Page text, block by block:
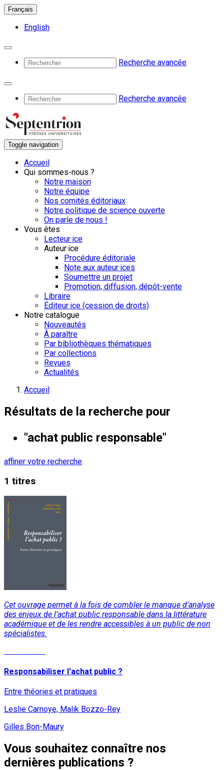
Français
English
Recherche avancée
Recherche avancée
Toggle navigation
Accueil
Qui sommes-nous ?
Notre maison
Notre équipe
Nos comités éditoriaux
Notre politique de science ouverte
On parle de nous !
Vous êtes
Lecteur·ice
Auteur·ice
Procédure éditoriale
Note aux auteur·ices
Soumettre un projet
Promotion, diffusion, dépôt-vente
Libraire
Éditeur·ice (cession de droits)
Notre catalogue
Nouveautés
À paraître
Par bibliothèques thématiques
Par collections
Revues
Actualités
Accueil
Résultats de la recherche pour
"achat public responsable"
affiner votre recherche
1 titres
Cet ouvrage permet à la fois de combler le manque d'analyse
des enjeux de l’achat public responsable dans la littérature
académique et de les rendre accessibles à un public de non
spécialistes.
Responsabiliser l'achat public ?
Entre théories et pratiques
Leslie Carnoye, Malik Bozzo-Rey
Gilles Bon-Maury
Vous souhaitez connaître nos
dernières publications ?